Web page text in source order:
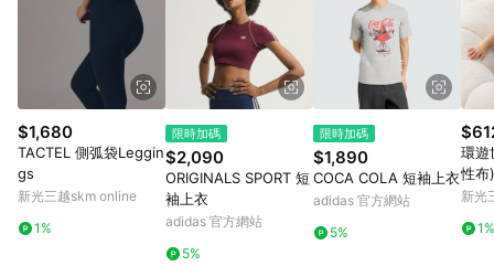
$1,680
TACTEL 側弧袋Leggin
gs
新光三越skm online
1%
限時加碼
$2,090
ORIGINALS SPORT 短
袖上衣
adidas 官方網站
5%
限時加碼
$1,890
COCA COLA 短袖上衣
adidas 官方網站
5%
環遊
性布)
新光
1%